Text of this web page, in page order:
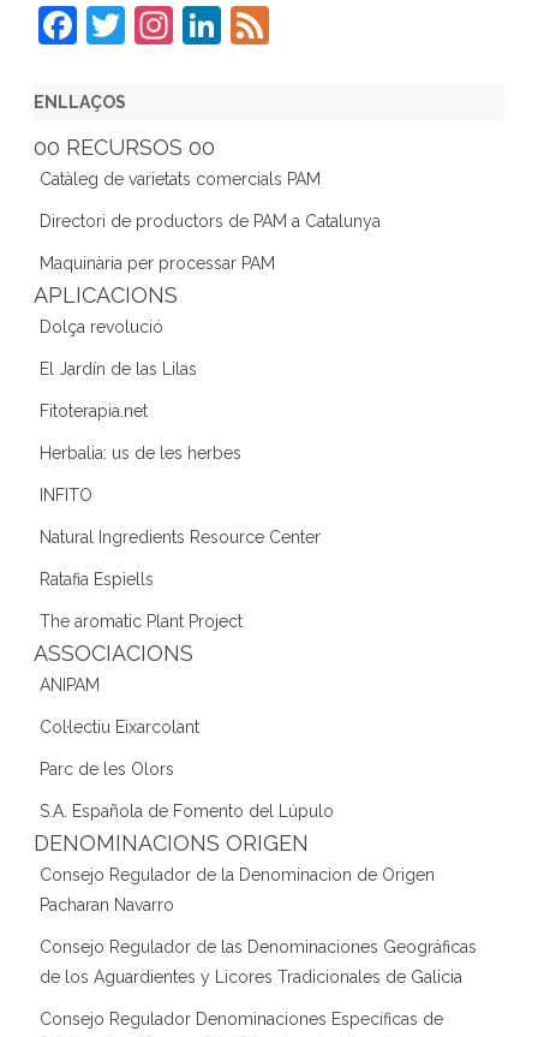
F
c
e
b
o
o
k
T
er
In
gr
a
m
Li
dI
n
ENLLAÇOS
00 RECURSOS 00
Catàleg de varietats comercials PAM
Directori de productors de PAM a Catalunya
Maquinària per processar PAM
APLICACIONS
Dolça revolució
El Jardín de las Lilas
Fitoterapia.net
Herbalia: us de les herbes
INFITO
Natural Ingredients Resource Center
Ratafia Espiells
The aromatic Plant Project
ASSOCIACIONS
ANIPAM
Col·lectiu Eixarcolant
Parc de les Olors
S.A. Española de Fomento del Lúpulo
DENOMINACIONS ORIGEN
Consejo Regulador de la Denominacion de Origen
Pacharan Navarro
Consejo Regulador de las Denominaciones Geográficas
de los Aguardientes y Licores Tradicionales de Galicia
Consejo Regulador Denominaciones Específicas de